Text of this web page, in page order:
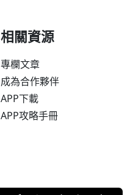
相關資源
專欄文章
成為合作夥伴
APP下載
APP攻略手冊